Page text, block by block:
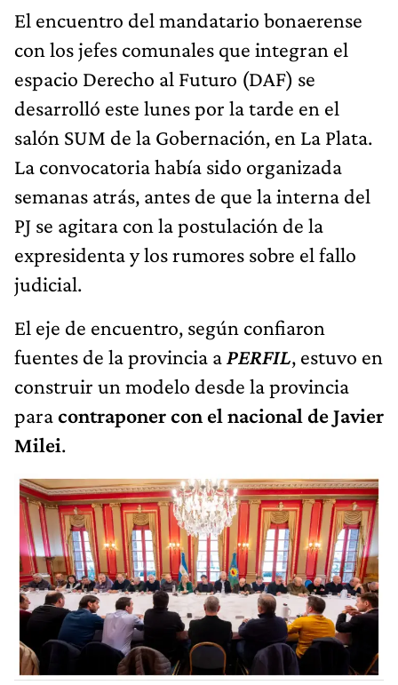
El encuentro del mandatario bonaerense
con los jefes comunales que integran el
espacio Derecho al Futuro (DAF) se
desarrolló este lunes por la tarde en el
salón SUM de la Gobernación, en La Plata.
La convocatoria había sido organizada
semanas atrás, antes de que la interna del
PJ se agitara con la postulación de la
expresidenta y los rumores sobre el fallo
judicial.
El eje de encuentro, según confiaron
fuentes de la provincia aPERFIL, estuvo en
construir un modelo desde la provincia
paracontraponer con el nacional de Javier
Milei.